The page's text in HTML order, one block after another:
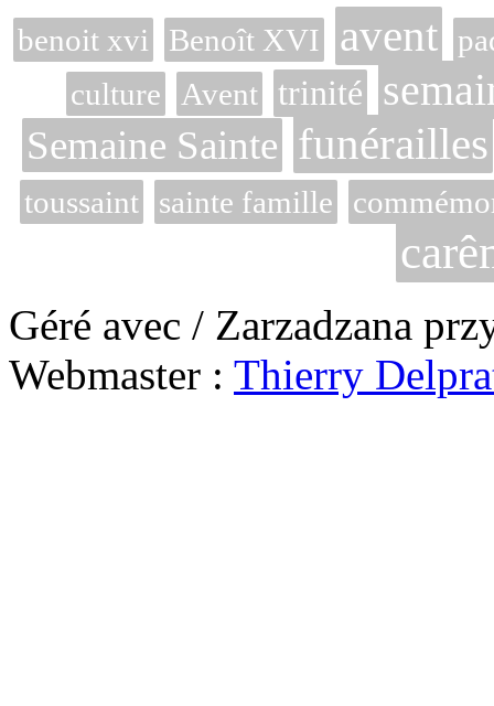
benoit xvi Benoît XVI avent
culture
Avent trinité
Semaine Sainte funérailles
toussaint sainte famille
Géré avec / Zarzadzana
Webmaster : Thierry